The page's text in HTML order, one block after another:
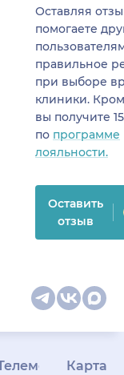
Оставляя
помогаете
правильное
при выборе
клиники.
вы получите
по программе
лояльности.
Оставить
отзыв
Карта